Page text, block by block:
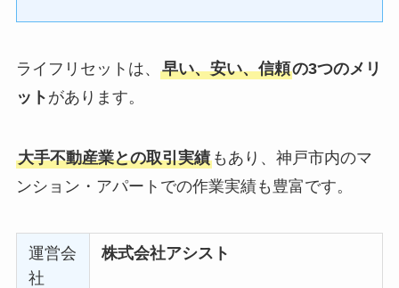
ライフリセットは、 早い、安い、信頼の3つのメリ
ット があります。
大手不動産業との取引実績もあり、神戸市内のマ
ンション・アパートでの作業実績も豊富です。
運営会
社
株式会社アシスト